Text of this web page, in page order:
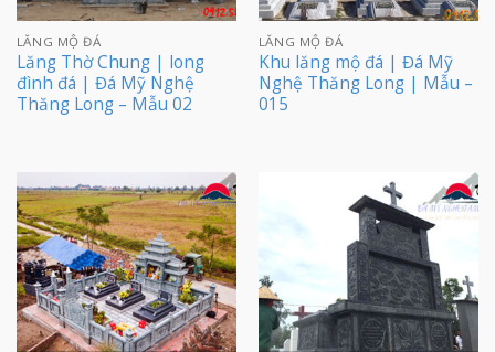
LĂNG MỘ ĐÁ
Lăng Thờ Chung | long
đình đá | Đá Mỹ Nghệ
Thăng Long – Mẫu 02
LĂNG MỘ ĐÁ
Khu lăng mộ đá | Đá Mỹ
Nghệ Thăng Long | Mẫu –
015